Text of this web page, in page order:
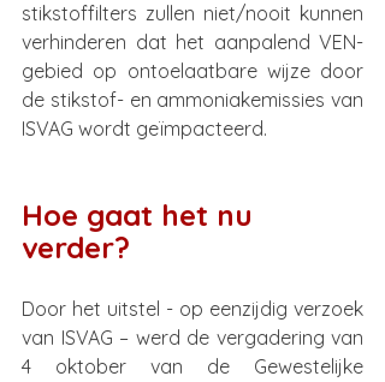
stikstoffilters zullen niet/nooit kunnen
verhinderen dat het aanpalend VEN-
gebied op ontoelaatbare wijze door
de stikstof- en ammoniakemissies van
ISVAG wordt geïmpacteerd.
Hoe gaat het nu
verder?
Door het uitstel - op eenzijdig verzoek
van ISVAG – werd de vergadering van
4 oktober van de Gewestelijke